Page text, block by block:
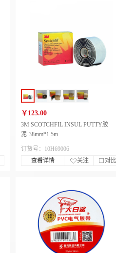
￥123.00
3M SCOTCHFIL INSUL PUTTY胶
泥-38mm*1.5m
订货号：10H69006
查看详情
关注 对比